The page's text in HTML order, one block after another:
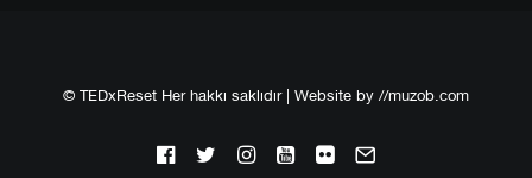
© TEDxReset Her hakkı saklıdır | Website by //muzob.com